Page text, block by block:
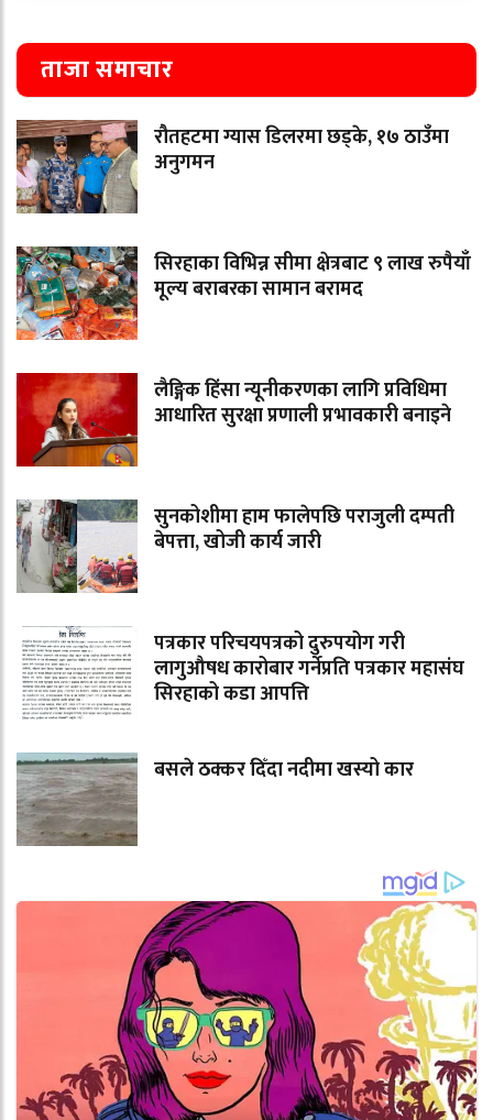
ताजा समाचार
रौतहटमा ग्यास डिलरमा छड्के, १७ ठाउँमा
अनुगमन
सिरहाका विभिन्न सीमा क्षेत्रबाट ९ लाख रुपैयाँ
मूल्य बराबरका सामान बरामद
लैङ्गिक हिंसा न्यूनीकरणका लागि प्रविधिमा
आधारित सुरक्षा प्रणाली प्रभावकारी बनाइने
सुनकोशीमा हाम फालेपछि पराजुली दम्पती
बेपत्ता, खोजी कार्य जारी
पत्रकार परिचयपत्रको दुरुपयोग गरी
लागुऔषध कारोबार गर्नेप्रति पत्रकार महासंघ
सिरहाको कडा आपत्ति
बसले ठक्कर दिँदा नदीमा खस्यो कार